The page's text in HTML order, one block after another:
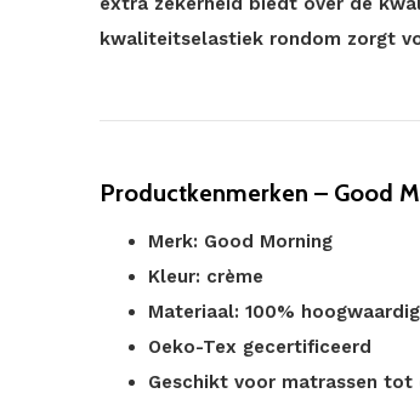
kwaliteitselastiek rondom zorgt
Productkenmerken – Good
Merk: Good Morning
Kleur: crème
Materiaal: 100%
Oeko-Tex gecertificeerd
Geschikt voor matrassen tot